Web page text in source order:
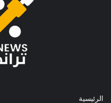
الرئيسية